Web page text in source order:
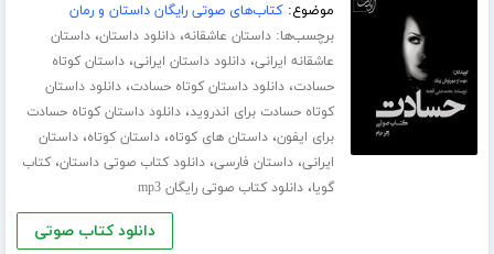
موضوع:کتاب‌های صوتی رایگان داستان و رمان
برچسب‌ها:داستان عاشقانه،دانلود داستان،داستان
عاشقانه ایرانی،دانلود داستان ایرانی،داستان کوتاه
حسادت،دانلود داستان کوتاه حسادت،دانلود داستان
کوتاه حسادت برای اندروید،دانلود داستان کوتاه حسادت
برای ایفون،داستان های کوتاه،داستان کوتاه،داستان
ایرانی،داستان فارسی،دانلود کتاب صوتی داستان،کتاب
گویا،دانلود کتاب صوتی رایگان mp3
دانلود کتاب صوتی